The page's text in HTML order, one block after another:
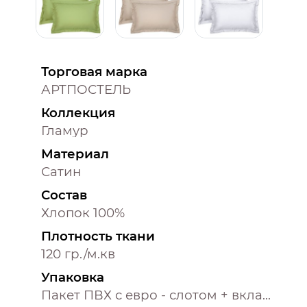
Торговая марка
АРТПОСТЕЛЬ
Коллекция
Гламур
Материал
Сатин
Состав
Хлопок 100%
Плотность ткани
120 гр./м.кв
Упаковка
Пакет ПВХ с евро - слотом + вкладыш